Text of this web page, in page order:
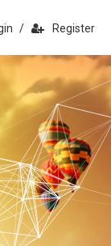
/ Register